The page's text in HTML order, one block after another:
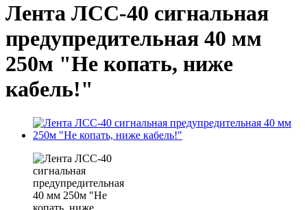
Лента ЛСС-40 сигнальная
предупредительная 40 мм
250м "Не копать, ниже
кабель!"